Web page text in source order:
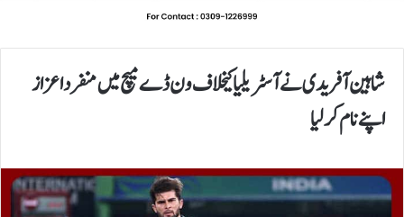
شاہین آفریدی نے آسٹریلیا کیخلاف ون ڈے میچ میں منفرد اعزاز
اپنے نام کر لیا